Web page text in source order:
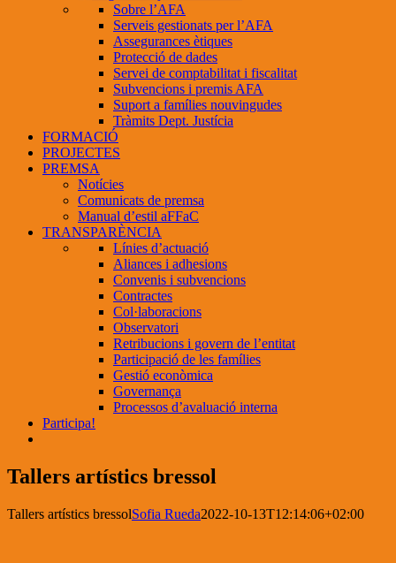
Sobre l’AFA
Serveis gestionats per l’AFA
Assegurances ètiques
Protecció de dades
Servei de comptabilitat i fiscalitat
Subvencions i premis AFA
Suport a famílies nouvingudes
Tràmits Dept. Justícia
FORMACIÓ
PROJECTES
PREMSA
Notícies
Comunicats de premsa
Manual d’estil aFFaC
TRANSPARÈNCIA
Línies d’actuació
Aliances i adhesions
Convenis i subvencions
Contractes
Col·laboracions
Observatori
Retribucions i govern de l’entitat
Participació de les famílies
Gestió econòmica
Governança
Processos d’avaluació interna
Participa!
Tallers artístics bressol
Tallers artístics bressolSofia Rueda2022-10-13T12:14:06+02:00